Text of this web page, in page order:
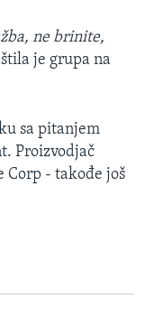
ne brinite,
je grupa na
sa pitanjem
Proizvodjač
Corp - takođe još